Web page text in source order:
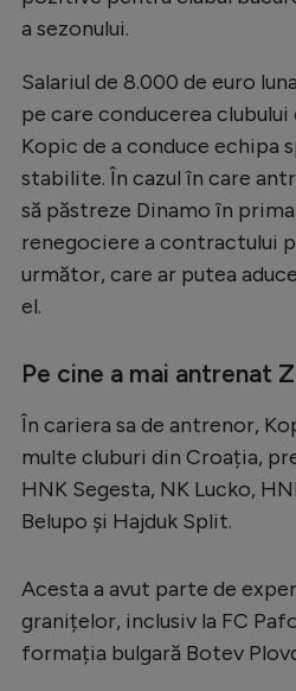
Natație
Gimnastică
Auto
JO 2026
Intră în cont
Creează cont
a sezonului.
Salariul de 8.000 de euro
pe care conducerea
Kopic de a conduce echipa
stabilite. În cazul în care
să păstreze Dinamo în
renegociere a contractului
următor, care ar putea
el.
Pe cine a mai antrenat
În cariera sa de antrenor,
multe cluburi din Croația,
HNK Segesta, NK Lucko,
Belupo și Hajduk Split.
Acesta a avut parte de
granițelor, inclusiv la FC
formația bulgară Botev